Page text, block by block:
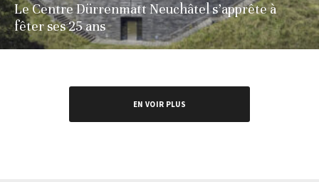
Le Centre Dürrenmatt Neuchâtel s’apprête à
fêter ses 25 ans
EN VOIR PLUS